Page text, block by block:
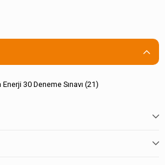
30 Deneme Sınavı (21)